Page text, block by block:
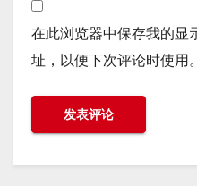
在此浏览器中保存我的显
址，以便下次评论时使用。